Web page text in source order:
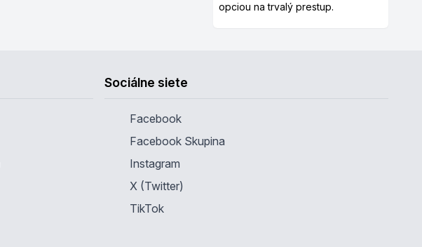
opciou na trvalý prestup.
Sociálne siete
Facebook
Facebook Skupina
Instagram
X (Twitter)
TikTok